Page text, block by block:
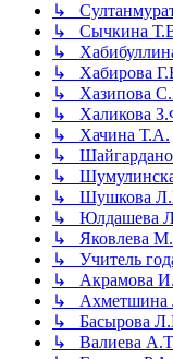
↳
↳ Сычкина
↳
↳ Хабирова
↳ Хазипова
↳ Халикова
↳ Хачина Т.А.
↳
↳
↳ Шушкова
↳ Юлдашева
↳ Яковлева
↳ Учитель
↳ Акрамова
↳ Ахметшина
↳ Басырова
↳ Валиева